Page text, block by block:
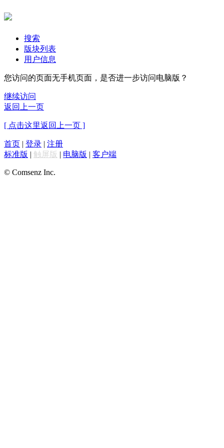
搜索
版块列表
用户信息
您访问的页面无手机页面，是否进一步访问电脑版？
继续访问
返回上一页
[ 点击这里返回上一页 ]
首页 | 登录 | 注册
标准版 | 触屏版 | 电脑版 | 客户端
© Comsenz Inc.